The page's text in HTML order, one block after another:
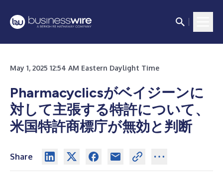
May 1, 2025 12:54 AM Eastern Daylight Time
Pharmacyclicsがベイジーンに
対して主張する特許について、
米国特許商標庁が無効と判断
Share